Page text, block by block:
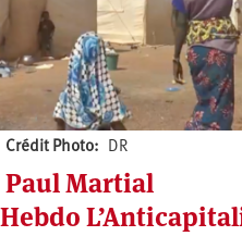
Crédit Photo DR
Paul Martial
Hebdo